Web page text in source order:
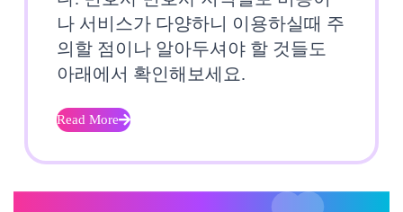
구
변
호
사
나 서비스가 다양하니 이용하실때 주
의할 점이나 알아두셔야 할 것들도
아래에서 확인해보세요.
Read More
Read